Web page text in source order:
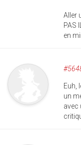
Aller
PAS
en
Euh,
un
avec